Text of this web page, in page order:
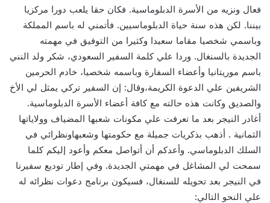
فعال ونزيه من الأسرة الدبلوماسية. فكان حقا يلعب دورا مركزيا
بيننا. لكن هذه سنة حياة الدبلوماسيين. فأتمني له باسم المملكة
وباسمي شخصيا مقاما سعيدا وكثيرا من التوفيق في مهمته
الجديدة بالسنغال. وردا علي كلمة السفير السعودي، شكر ولد النني
باسم موريتانيا وأعضاء السفارة وباسمه شخصيا، خادم الحرمين
الشريفين علي الدعوة الكريمة،وقال: إن السفير تركي يمثل لي الأخ
والصديق وكانت هذه حالته مع كافة أعضاء الأسرة الدبلوماسية.
أغادر النيجر بعد ما تعرفت علي مكونات شعبها المضياف وولاياتها
الثمانية . أذهب بذكريات جميلة مع حكومتها وشعبهاونظرائي في
السلك الدبلوماسي. وأعدكم أن أتواصل معكم وأعود إليكم كلما
سمحت لي المشاغل في مهمتي الجديدة. وفي إطار توديع سفيرنا
في النيجر بعد تحويله للسنغال، فسيكون برنامج دعوات نظرائه له
علي النحو التالي: